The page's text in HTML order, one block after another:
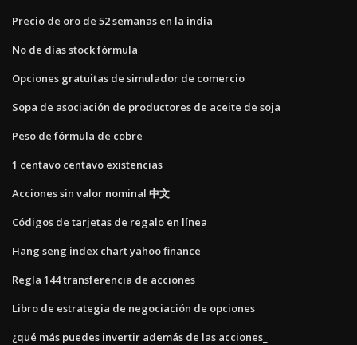
Precio de oro de 52 semanas en la india
No de días stock fórmula
Opciones gratuitas de simulador de comercio
Sopa de asociación de productores de aceite de soja
Peso de fórmula de cobre
1 centavo centavo existencias
Acciones sin valor nominal 中文
Códigos de tarjetas de regalo en línea
Hang seng index chart yahoo finance
Regla 144 transferencia de acciones
Libro de estrategia de negociación de opciones
¿qué más puedes invertir además de las acciones_